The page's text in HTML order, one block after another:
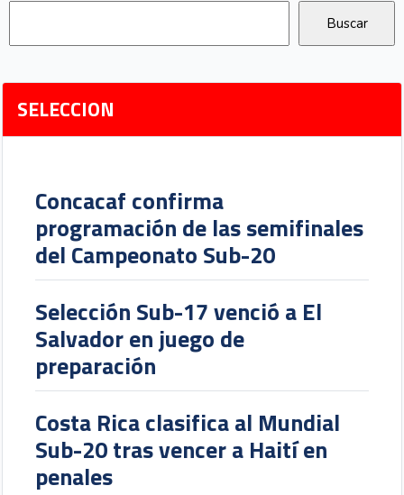
SELECCION
Concacaf confirma
programación de las semifinales
del Campeonato Sub-20
Selección Sub-17 venció a El
Salvador en juego de
preparación
Costa Rica clasifica al Mundial
Sub-20 tras vencer a Haití en
penales